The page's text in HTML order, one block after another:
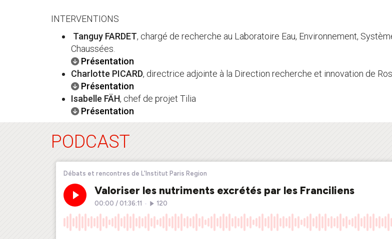
INTERVENTIONS
Tanguy FARDET, chargé de recherche au Laboratoire Eau, Environnement,
Chaussées.
Présentation
Charlotte PICARD, directrice adjointe à la Direction recherche et innovation de
Présentation
Isabelle FÄH, chef de projet Tilia
Présentation
PODCAST